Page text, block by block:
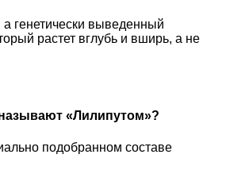
а генетически выведенный
растет вглубь и вширь, а не
«Лилипутом»?
подобранном составе